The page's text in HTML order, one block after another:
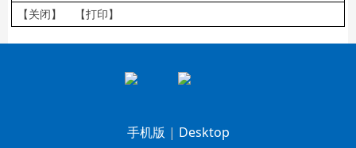
【关闭】 【打印】
手机版 | Desktop